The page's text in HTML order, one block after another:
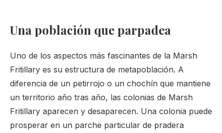
Una población que parpadea
Uno de los aspectos más fascinantes de la Marsh
Fritillary es su estructura de metapoblación. A
diferencia de un petirrojo o un chochín que mantiene
un territorio año tras año, las colonias de Marsh
Fritillary aparecen y desaparecen. Una colonia puede
prosperar en un parche particular de pradera